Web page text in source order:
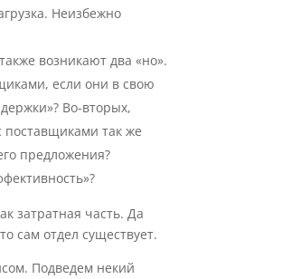
Неизбежно
возникают два «но».
если они в свою
Во-вторых,
поставщиками так же
предложения?
затратная часть. Да
сам отдел существует.
Подведем некий